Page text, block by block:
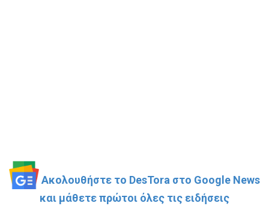
Ακολουθήστε το DesTora στο Google News
και μάθετε πρώτοι όλες τις ειδήσεις